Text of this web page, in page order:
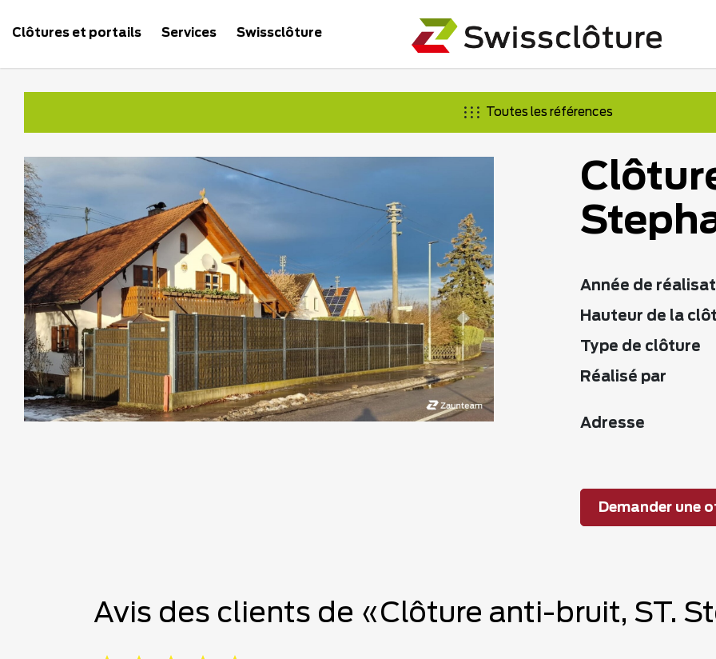
Clôtures et portails Services Swissclôture
Toutes les références
Année de
Hauteur de la
Type de clôture
Réalisé par
Adresse
Demander une
Avis des clients de «Clôture anti-bruit, ST.